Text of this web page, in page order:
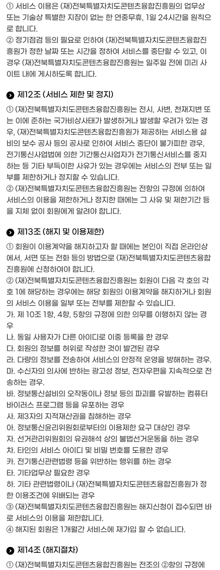
① 서비스 이용은 (재)전북특별자치도콘텐츠융합진흥원의 업무상
또는 기술상 특별한 지장이 없는 한 연중무휴, 1일 24시간을 원칙으
로 합니다.
② 정기점검 등의 필요로 인하여 (재)전북특별자치도콘텐츠융합진
흥원가 정한 날짜 또는 시간을 정하여 서비스를 중단할 수 있고, 이
경우 (재)전북특별자치도콘텐츠융합진흥원는 일주일 전에 미리 사
이트 내에 게시하도록 합니다.
제12조 (서비스 제한 및 정지)
① (재)전북특별자치도콘텐츠융합진흥원는 전시, 사변, 천재지변 또
는 이에 준하는 국가비상사태가 발생하거나 발생할 우려가 있는 경
우, (재)전북특별자치도콘텐츠융합진흥원가 제공하는 서비스용 설
비의 보수 공사 등의 공사로 인하여 서비스 중단이 불가피한 경우,
전기통신사업법에 의한 기간통신사업자가 전기통신서비스를 중지
하는 등 기타 부득이한 사유가 있는 경우에는 서비스의 전부 또는 일
부를 제한하거나 정지할 수 있습니다.
② (재)전북특별자치도콘텐츠융합진흥원는 전항의 규정에 의하여
서비스의 이용을 제한하거나 정지한 때에는 그 사유 및 제한기간 등
을 지체 없이 회원에게 알려야 합니다.
제13조 (해지 및 이용제한)
① 회원이 이용계약을 해지하고자 할 때에는 본인이 직접 온라인상
에서, 서면 또는 전화 등의 방법으로 (재)전북특별자치도콘텐츠융합
진흥원에 신청하여야 합니다.
② (재)전북특별자치도콘텐츠융합진흥원는 회원이 다음 각 호의 각
호 1에 해당하는 경우에는 해당 회원의 이용계약을 해지하거나 회원
의 서비스 이용을 일부 또는 전부를 제한할 수 있습니다.
가. 제 10조 1항, 4항, 5항의 규정에 의한 의무를 이행하지 않는 경
우
나. 동일 사용자가 다른 아이디로 이중 등록을 한 경우
다. 회원의 정보를 허위로 작성한 것이 발견된 경우
라. 다량의 정보를 전송하여 서비스의 안정적 운영을 방해하는 경우.
마. 수신자의 의사에 반하는 광고성 정보, 전자우편을 지속적으로 전
송하는 경우.
바. 정보통신설비의 오작동이나 정보 등의 파괴를 유발하는 컴퓨터
바이러스 프로그램 등을 유포하는 경우
사. 제3자의 지적재산권을 침해하는 경우
아. 정보통신윤리위원회로부터의 이용제한 요구 대상인 경우
자. 선거관리위원회의 유권해석 상의 불법선거운동을 하는 경우
차. 타인의 서비스 아이디 및 비밀 번호를 도용한 경우
카. 전기통신관련법령 등을 위반하는 행위를 하는 경우
타. 기타업무상 필요한 경우
하. 기타 관련법령이나 (재)전북특별자치도콘텐츠융합진흥원가 정
한 이용조건에 위배되는 경우
③ (재)전북특별자치도콘텐츠융합진흥원는 해지신청이 접수되면 바
로 서비스의 이용을 제한합니다.
④ 해지된 회원은 1개월간 서비스에 재가입 할 수 없습니다.
제14조 (해지절차)
① (재)전북특별자치도콘텐츠융합진흥원는 전조의 ②항의 규정에